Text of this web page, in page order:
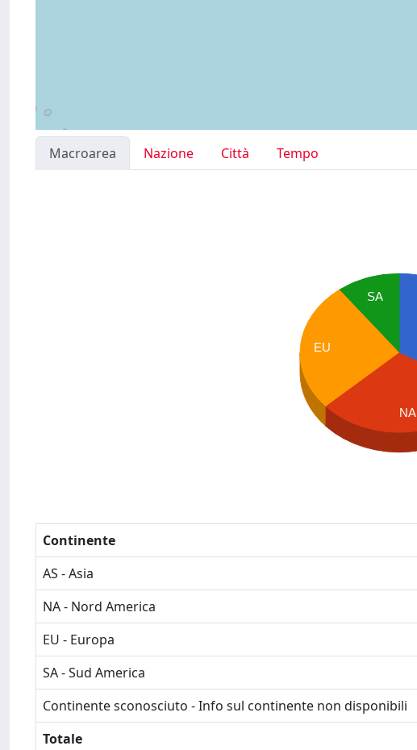
Macroarea Nazione Città
Tempo
SA
EU
NA
Continente
AS - Asia
NA - Nord America
EU - Europa
SA - Sud America
Continente sconosciuto - Info sul continente non disponibili
Totale